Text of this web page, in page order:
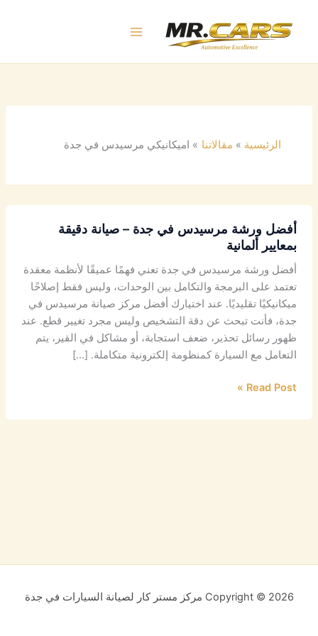
المحتوى
الرئيسية مقالاتنا اميكانيكي مرسيدس في جدة
أفضل ورشة مرسيدس في جدة – صيانة دقيقة
بمعايير ألمانية
أفضل ورشة مرسيدس في جدة تعني فهمًا عميقًا لأنظمة معقدة
تعتمد على البرمجة والتكامل بين الوحدات، وليس فقط إصلاحًا
ميكانيكيًا تقليديًا. عند اختيارك أفضل مركز صيانة مرسيدس في
جدة، فأنت تبحث عن دقة التشخيص وليس مجرد تغيير قطع. عند
ظهور رسائل تحذير، ضعف استجابة، أو مشاكل في القير، يتم
التعامل مع السيارة كمنظومة إلكترونية متكاملة. […]
Read Post »
Copyright © 2026 مركز مستر كار لصيانة السيارات في جدة